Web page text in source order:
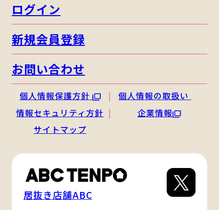
ログイン
新規会員登録
お問い合わせ
個人情報保護方針
個人情報の取扱い
情報セキュリティ方針
企業情報
サイトマップ
居抜き店舗ABC